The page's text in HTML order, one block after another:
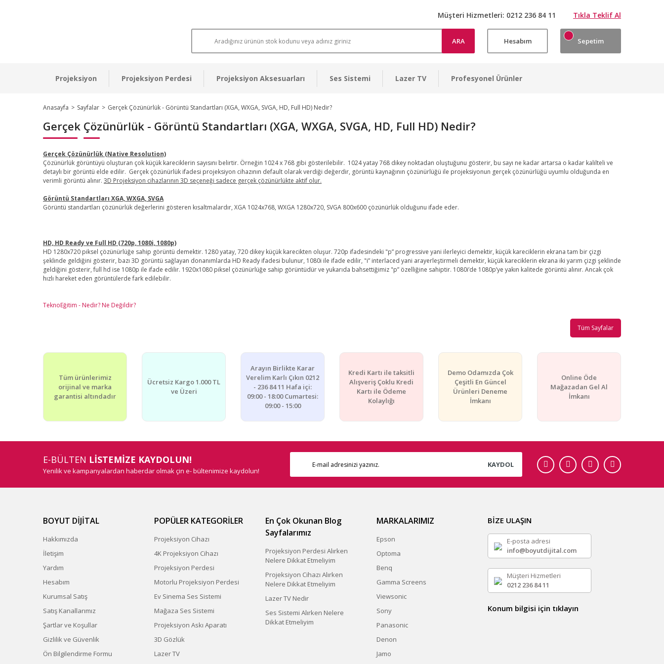
Müşteri Hizmetleri: 0212 236 84 11 Tıkla Teklif Al
ARA Hesabım Sepetim
Projeksiyon Projeksiyon Perdesi Projeksiyon Aksesuarları Ses Sistemi Lazer TV Profesyonel Ürünler
Anasayfa Sayfalar Gerçek Çözünürlük - Görüntü Standartları (XGA, WXGA, SVGA, HD, Full HD) Nedir?
Gerçek Çözünürlük - Görüntü Standartları (XGA, WXGA, SVGA, HD, Full HD) Nedir?
Gerçek Çözünürlük (Native Resolution)
Çözünürlük görüntüyü oluşturan çok küçük kareciklerin sayısını belirtir. Örneğin 1024 x 768 gibi gösterilebilir. 1024 yatay 768 dikey noktadan oluştuğunu gösterir, bu sayı ne kadar artarsa o kadar kalilteli ve
detaylı bir görüntü elde edilir. Gerçek çözünürlük ifadesi projeksiyon cihazının default olarak verdiği değerdir, görüntü kaynağının çözünürlüğü ile projeksiyonun gerçek çözünürlüğü uyumlu olduğunda en
verimli görüntü alınır. 3D Projeksiyon cihazlarının 3D seçeneği sadece gerçek çözünürlükte aktif olur.
Görüntü Standartları XGA, WXGA, SVGA
Görüntü standartları çözünürlük değerlerini gösteren kısaltmalardır, XGA 1024x768, WXGA 1280x720, SVGA 800x600 çözünürlük olduğunu ifade eder.
HD, HD Ready ve Full HD (720p, 1080i, 1080p)
HD 1280x720 piksel çözünürlüğe sahip görüntü demektir. 1280 yatay, 720 dikey küçük karecikten oluşur. 720p ifadesindeki "p” progressive yani ilerleyici demektir, küçük kareciklerin ekrana tam bir çizgi
şeklinde geldiğini gösterir, bazı 3D görüntü sağlayan donanımlarda HD Ready ifadesi bulunur, 1080i ile ifade edilir, "i” interlaced yani arayerleştirmeli demektir, küçük kareciklerin ekrana iki yarım çizgi şeklinde
geldiğini gösterir, full hd ise 1080p ile ifade edilir. 1920x1080 piksel çözünürlüğe sahip görüntüdür ve yukarıda bahsettiğimiz "p” özelliğine sahiptir. 1080i’de 1080p’ye yakın kalitede görüntü alınır. Ancak çok
hızlı hareket eden görüntülerde fark edilebilir.
TeknoEğitim - Nedir? Ne Değildir?
Tüm Sayfalar
Tüm ürünlerimiz
orijinal ve marka
garantisi altındadır
Ücretsiz Kargo 1.000 TL
ve Üzeri
Arayın Birlikte Karar
Verelim Karlı Çıkın 0212
- 236 84 11 Hafa içi:
09:00 - 18:00 Cumartesi:
09:00 - 15:00
Kredi Kartı ile taksitli
Alışveriş Çoklu Kredi
Kartı ile Ödeme
Kolaylığı
Demo Odamızda Çok
Çeşitli En Güncel
Ürünleri Deneme
İmkanı
Online Öde
Mağazadan Gel Al
İmkanı
E-BÜLTEN LİSTEMİZE KAYDOLUN!
Yenilik ve kampanyalardan haberdar olmak çin e- bültenimize kaydolun!
KAYDOL
BOYUT DİJİTAL
Hakkımızda
İletişim
Yardım
Hesabım
Kurumsal Satış
Satış Kanallarımız
Şartlar ve Koşullar
Gizlilik ve Güvenlik
Ön Bilgilendirme Formu
POPÜLER KATEGORİLER
Projeksiyon Cihazı
4K Projeksiyon Cihazı
Projeksiyon Perdesi
Motorlu Projeksiyon Perdesi
Ev Sinema Ses Sistemi
Mağaza Ses Sistemi
Projeksiyon Askı Aparatı
3D Gözlük
Lazer TV
En Çok Okunan Blog
Sayfalarımız
Projeksiyon Perdesi Alırken
Nelere Dikkat Etmeliyim
Projeksiyon Cihazı Alırken
Nelere Dikkat Etmeliyim
Lazer TV Nedir
Ses Sistemi Alırken Nelere
Dikkat Etmeliyim
MARKALARIMIZ
Epson
Optoma
Benq
Gamma Screens
Viewsonic
Sony
Panasonic
Denon
Jamo
BİZE ULAŞIN
E-posta adresi
info@boyutdijital.com
Müşteri Hizmetleri
0212 236 84 11
Konum bilgisi için tıklayın